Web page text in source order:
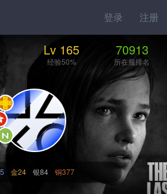
登录 注册
Lv 165
经验50%
70913
所在服排名
金24 银84 铜377